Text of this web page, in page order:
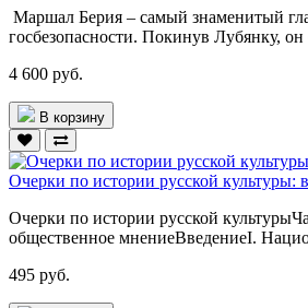
Маршал Берия – самый знаменитый
госбезопасности. Покинув Лубянку, он
4 600 руб.
В корзину
Очерки по истории русской культуры:
Очерки по истории русской
общественное мнениеВведениеI.
495 руб.